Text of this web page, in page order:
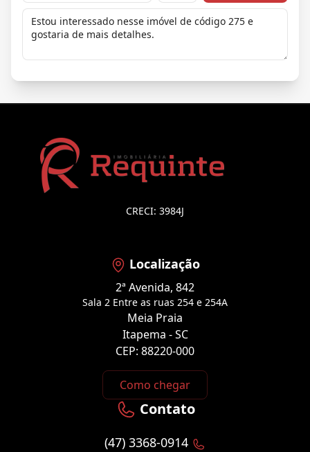
CRECI: 3984J
Localização
2ª Avenida, 842
Sala 2 Entre as ruas 254 e 254A
Meia Praia
Itapema - SC
CEP: 88220-000
Como chegar
Contato
(47) 3368-0914